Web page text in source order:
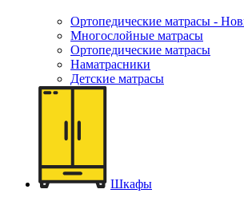
Ортопедические матрасы -
Многослойные матрасы
Ортопедические матрасы
Наматрасники
Детские матрасы
Шкафы